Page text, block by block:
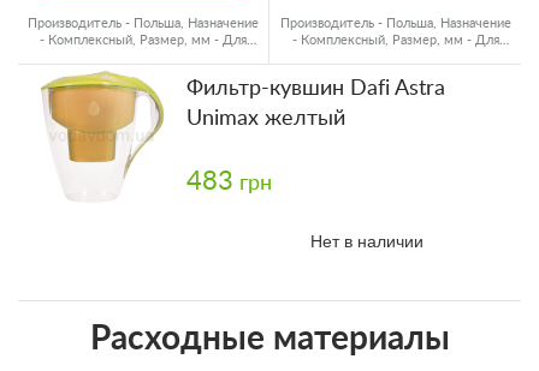
Производитель - Польша, Назначение
- Комплексный, Размер, мм - Для
Производитель - Польша, Назначение
- Комплексный, Размер, мм - Для
Фильтр-кувшин Dafi Astra
Unimax желтый
483 грн
Нет в наличии
Расходные материалы